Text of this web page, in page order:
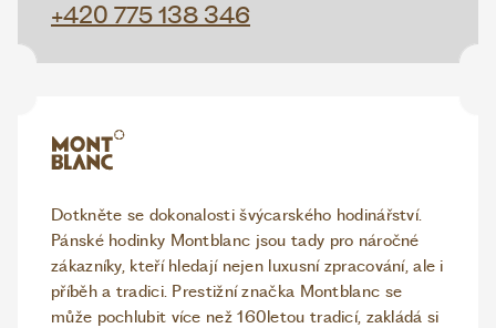
+420 775 138 346
Dotkněte se dokonalosti švýcarského hodinářství.
Pánské hodinky Montblanc jsou tady pro náročné
zákazníky, kteří hledají nejen luxusní zpracování, ale i
příběh a tradici. Prestižní značka Montblanc se
může pochlubit více než 160letou tradicí, zakládá si